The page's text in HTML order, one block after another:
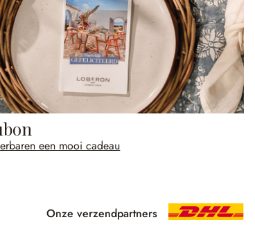
een mooi cadeau
Onze verzendpartners